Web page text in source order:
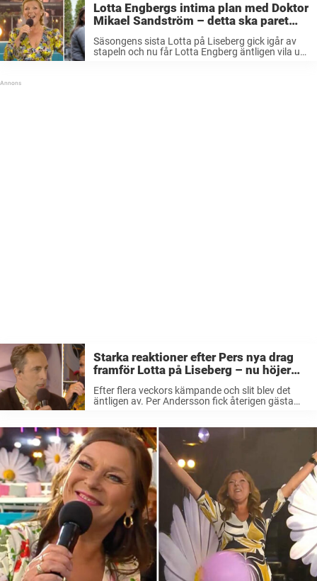
Lotta Engbergs intima plan med Doktor
Mikael Sandström – detta ska paret
göra efter Lotta på Liseberg
Säsongens sista Lotta på Liseberg gick igår av
stapeln och nu får Lotta Engberg äntligen vila ut
Starka reaktioner efter Pers nya drag
framför Lotta på Liseberg – nu höjer
tittarna rösterna: ”Trots att han var…”
Efter flera veckors kämpande och slit blev det
äntligen av. Per Andersson fick återigen gästa
tittarna ha gjort en helvändning efter ...